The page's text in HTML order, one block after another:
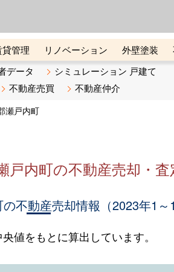
貸管理 リノベーション 外壁塗装
ジンBiz 不動産売却ご相談デスク
データ
シミュレーション 戸建て
不動産売買 不動産仲介
瀬戸内町
戸内町の不動産売却・査
不動産売却情報（2023年1～
値をもとに算出しています。